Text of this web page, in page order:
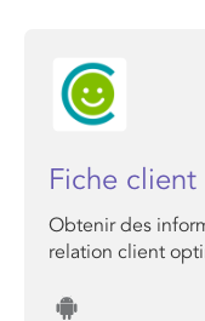
Fiche client
Obtenir des
relation client